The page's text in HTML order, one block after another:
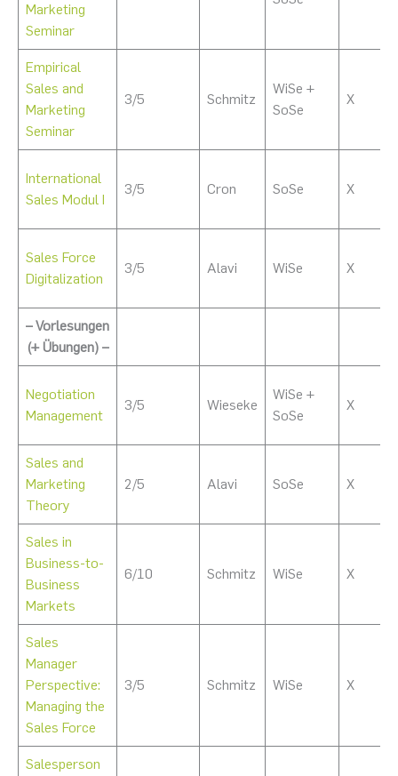
Marketing
Seminar
Empirical
Sales and
Marketing
Seminar
3/5 Schmitz
WiSe +
SoSe
X
International
Sales Modul I
3/5 Cron SoSe X
Sales Force
Digitalization
3/5 Alavi WiSe X
– Vorlesungen
(+ Übungen) –
Negotiation
Management
3/5 Wieseke
WiSe +
SoSe
X
Sales and
Marketing
Theory
2/5 Alavi SoSe X
Sales in
Business-to-
Business
Markets
6/10 Schmitz WiSe X
Sales
Manager
Perspective:
Managing the
Sales Force
3/5 Schmitz WiSe X
Salesperson